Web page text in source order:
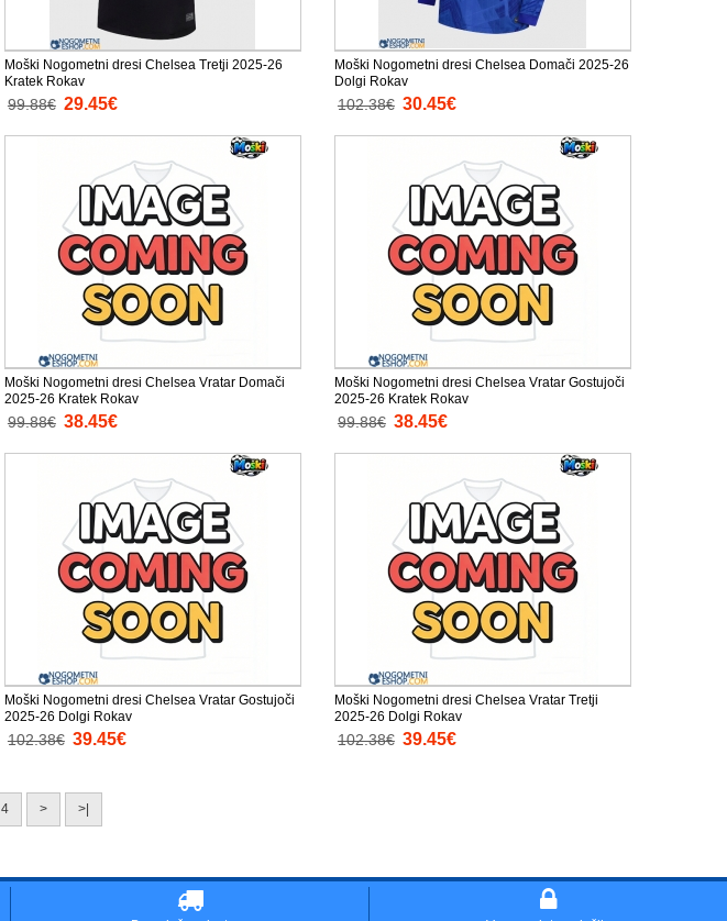
Moški Nogometni dresi Chelsea Tretji 2025-26
Kratek Rokav
99.88€ 29.45€
Moški Nogometni dresi Chelsea Domači 2025-26
Dolgi Rokav
102.38€ 30.45€
Moški Nogometni dresi Chelsea Vratar Domači
2025-26 Kratek Rokav
99.88€ 38.45€
Moški Nogometni dresi Chelsea Vratar Gostujoči
2025-26 Kratek Rokav
99.88€ 38.45€
Moški Nogometni dresi Chelsea Vratar Gostujoči
2025-26 Dolgi Rokav
102.38€ 39.45€
Moški Nogometni dresi Chelsea Vratar Tretji
2025-26 Dolgi Rokav
102.38€ 39.45€
4 > >|